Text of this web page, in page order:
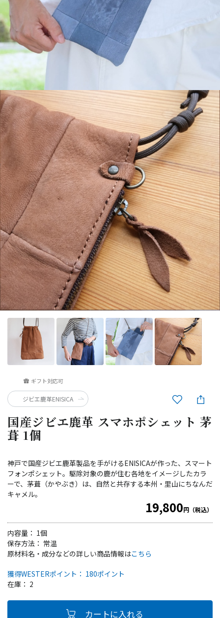
国産ジビエ鹿革 スマホポシェット 茅
葺 1個
ギフト対応可
神戸で国産ジビエ鹿革製品を手がけるENISICAが作った、スマート
フォンポシェット。駆除対象の鹿が住む各地をイメージしたカラ
ーで、茅葺（かやぶき）は、自然と共存する本州・里山にちなんだ
キャメル。
19,800円（税込）
内容量： 1個
保存方法： 常温
獲得WESTERポイント： 180ポイント
在庫： 2
原材料名・成分などの詳しい商品情報はこちら
ジビエ鹿革ENISICA